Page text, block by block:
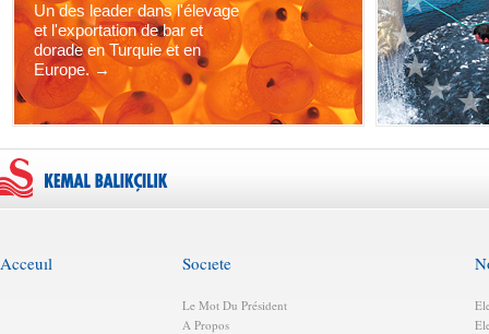
Un des leader dans l'élevage
et l'exportation de bar et
dorade en Turquie et en
Europe. →
Acceuıl Socıete
Le Mot Du Président
A Propos